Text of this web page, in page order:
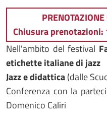
Chiusura
Nell'ambito del festival
etichette italiane di jazz
Jazz e didattica(dalle
Conferenza con la
Domenico Caliri